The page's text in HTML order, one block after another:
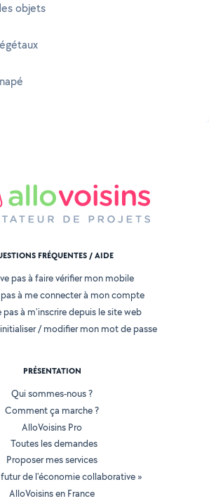
objets
FRÉQUENTES / AIDE
pas à faire vérifier mon mobile
pas à me connecter à mon compte
pas à m'inscrire depuis le site web
/ modifier mon mot de passe
PRÉSENTATION
Qui sommes-nous ?
Comment ça marche ?
AlloVoisins Pro
Toutes les demandes
Proposer mes services
futur de l'économie collaborative »
AlloVoisins en France